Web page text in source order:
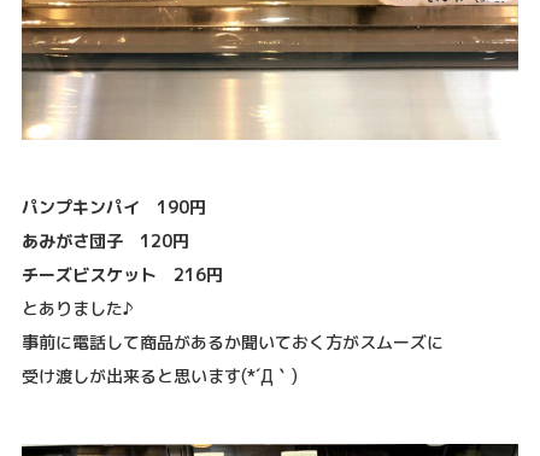
パンプキンパイ 190円
あみがさ団子 120円
チーズビスケット 216円
とありました♪
事前に電話して商品があるか聞いておく方がスムーズに
受け渡しが出来ると思います(*´Д｀)